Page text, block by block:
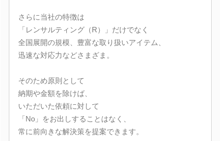
さらに当社の特徴は
「レンサルティング（R）」だけでなく
全国展開の規模、豊富な取り扱いアイテム、
迅速な対応力などさまざま。
そのため原則として
納期や金額を除けば、
いただいた依頼に対して
「No」をお出しすることはなく、
常に前向きな解決策を提案できます。